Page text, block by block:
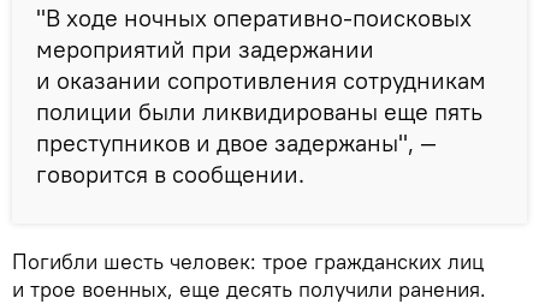
"В ходе ночных оперативно-поисковых
мероприятий при задержании
и оказании сопротивления сотрудникам
полиции были ликвидированы еще пять
преступников и двое задержаны", —
говорится в сообщении.
Погибли шесть человек: трое гражданских лиц
и трое военных, еще десять получили ранения.